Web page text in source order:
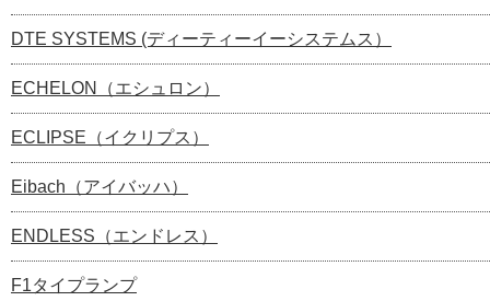
DTE SYSTEMS (ディーティーイーシステムス）
ECHELON（エシュロン）
ECLIPSE（イクリプス）
Eibach（アイバッハ）
ENDLESS（エンドレス）
F1タイプランプ